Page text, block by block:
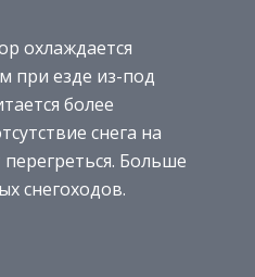
охлаждается
при езде из-под
более
снега на
Больше
снегоходов.